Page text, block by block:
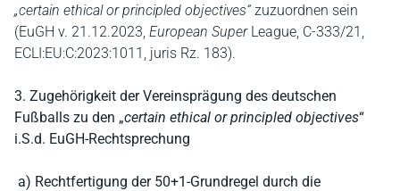
„certain ethical or principled objectives“zuzuordnen sein
(EuGH v. 21.12.2023, European Super League, C-333/21,
ECLI:EU:C:2023:1011, juris Rz. 183).
3. Zugehörigkeit der Vereinsprägung des deutschen
Fußballs zu den „certain ethical or principled objectives“
i.S.d. EuGH-Rechtsprechung
a) Rechtfertigung der 50+1-Grundregel durch die